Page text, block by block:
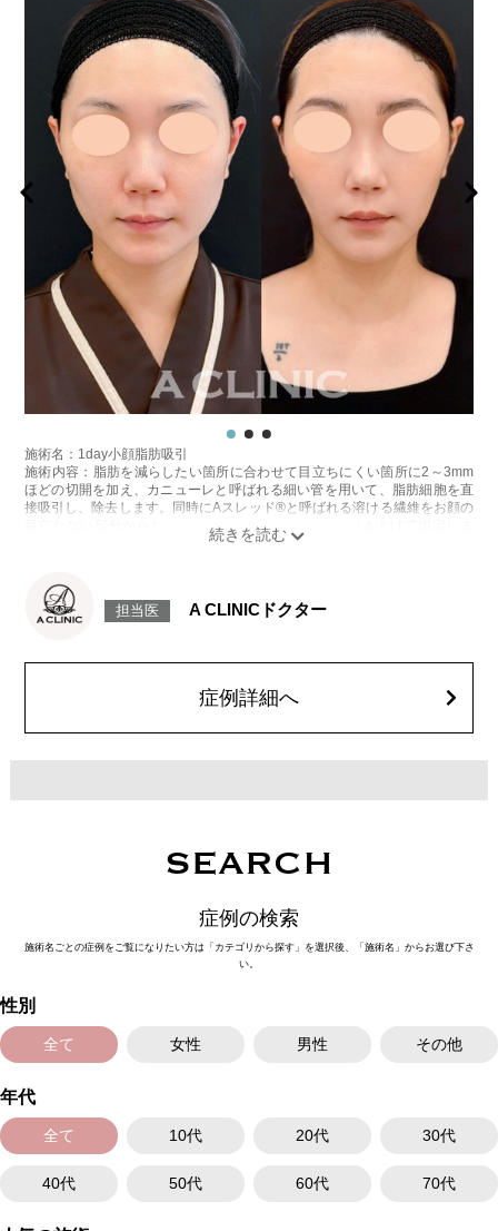
施術名：あごのヒアルロン酸注射
施術内容：あごの形やバランスを整えるために、ヒアルロン酸を皮下に注
入する施術です。あご先にボリュームを加えることで、輪郭にメリハリを
出し、Eライン（横顔のバランス）を整える効果も期待できます。顔全体の
印象をシャープに見せたい方や、あごが引っ込んで見える方に適したプチ
整形のひとつです。
施術時間：約10分程
リスク、副作用：施術後に腫れ、赤み、内出血、痛み、突っ張り感などが
生じることがありますが、通常は数日〜1週間程度で徐々に軽快します。ま
た、稀にアレルギー反応、細菌感染、血管閉塞、しこり（硬化）や小さな
結節が生じる可能性があります。施術後1〜2週間程度は、注入部位を強く
押したりマッサージしたりすることはお控えください。
レスチレン 54,800円(税込)
レスチレンリフト※横浜院限定 76,800円(税込)
ジュビダームビスタウルトラXC 109,800円(税込)
クレヴィエルコントア 109,800円(税込)
ボリューマ 131,800円(税込)
オプション：表面麻酔 3,300円(税込) 笑気麻酔 3,300円(税込)
施術名：ボトックス注射(しわ)
施術内容：ボツリヌス菌から抽出されたたんぱく質製剤（ボツリヌストキ
シン）を表情筋に注入し、筋肉の動きを一時的に抑制することで表情ジワ
るシワの改善に効果的で、短時間の処置で自然な表情を保ちながら若々し
い印象を目指せます。シワの予防目的でも広く用いられています。
施術時間：注入箇所数により異なりますが、約10分程
リスク、副作用：腫れ、赤み、内出血、痛み、突っ張り感などが一時的に
生じることがございます。また、稀にアレルギー反応、細菌感染症、頭痛
などが生じることがございます。注入部位を強く押したりマッサージした
りするのは1〜2週間ほどお控えください。注入箇所によっては稀に眼瞼下
します。
費用：アラガン社製 21,800円(税込)～32,800円(税込)
施術名：1day小顔脂肪吸引
施術内容：脂肪を減らしたい箇所に合わせて目立ちにくい箇所に2～3mm
ほどの切開を加え、カニューレと呼ばれる細い管を用いて、脂肪細胞を直
接吸引し、除去します。同時にAスレッド®と呼ばれる溶ける繊維をお顔の
目立たない部分から皮下へ挿入し、皮膚を内側から引き上げて固定しま
感などが術後一時的に生じることがございます。また、稀に貧血、細菌感
染症、左右差、施術箇所の知覚鈍麻、ぼこつき、硬結、瘢痕化、色素沈
顔の脂肪吸引箇所の追加 1ヶ所ごと+162,800円(税込)
オプション：笑気麻酔 3,300円(税込)
した筋肉の動きを抑制します。これにより噛み締めの改善、咬筋を減量し
リスク、副作用：腫れ、赤み、内出血、痛み、突っ張り感などが生じるこ
韓国製ボツリヌストキシン 5,500円(税込)〜78,000円(税込)
オプション：表面麻酔 3,300円(税込) 笑気麻酔 3,300円(税込)
担当医 A CLINICドクター
症例詳細へ
SEARCH
症例の検索
施術名ごとの症例をご覧になりたい方は「カテゴリから探す」を選択後、「施術名」からお選び下さ
い。
性別
全て 女性 男性 その他
年代
全て 10代 20代 30代
40代 50代 60代 70代